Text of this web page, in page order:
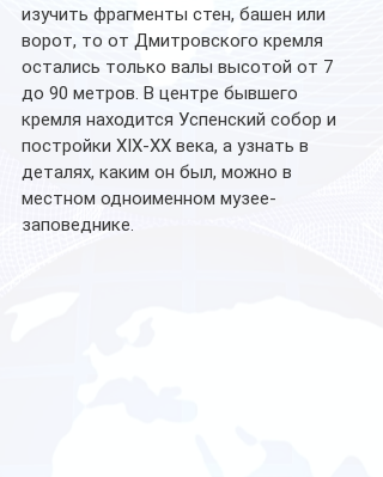
изучить фрагменты стен, башен или
ворот, то от Дмитровского кремля
остались только валы высотой от 7
до 90 метров. В центре бывшего
кремля находится Успенский собор и
постройки XIX-XX века, а узнать в
деталях, каким он был, можно в
местном одноименном музее-
заповеднике.